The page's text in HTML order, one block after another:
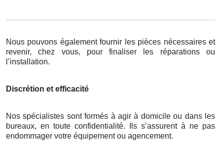
Nous pouvons également fournir les pièces nécessaires et
revenir, chez vous, pour finaliser les réparations ou
l’installation.
Discrétion et efficacité
Nos spécialistes sont formés à agir à domicile ou dans les
bureaux, en toute confidentialité. Ils s’assurent à ne pas
endommager votre équipement ou agencement.